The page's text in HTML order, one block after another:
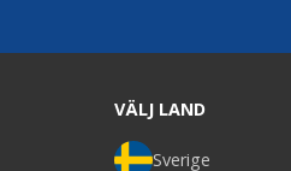
VÄLJ LAND
Sverige